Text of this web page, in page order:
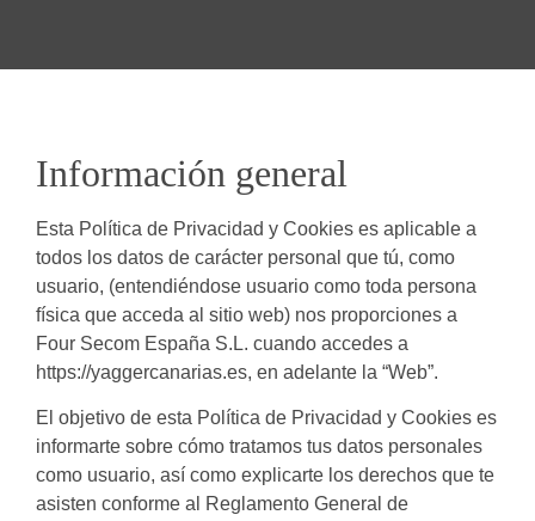
Información general
Esta Política de Privacidad y Cookies es aplicable a
todos los datos de carácter personal que tú, como
usuario, (entendiéndose usuario como toda persona
física que acceda al sitio web) nos proporciones a
Four Secom España S.L. cuando accedes a
https://yaggercanarias.es, en adelante la “Web”.
El objetivo de esta Política de Privacidad y Cookies es
informarte sobre cómo tratamos tus datos personales
como usuario, así como explicarte los derechos que te
asisten conforme al Reglamento General de